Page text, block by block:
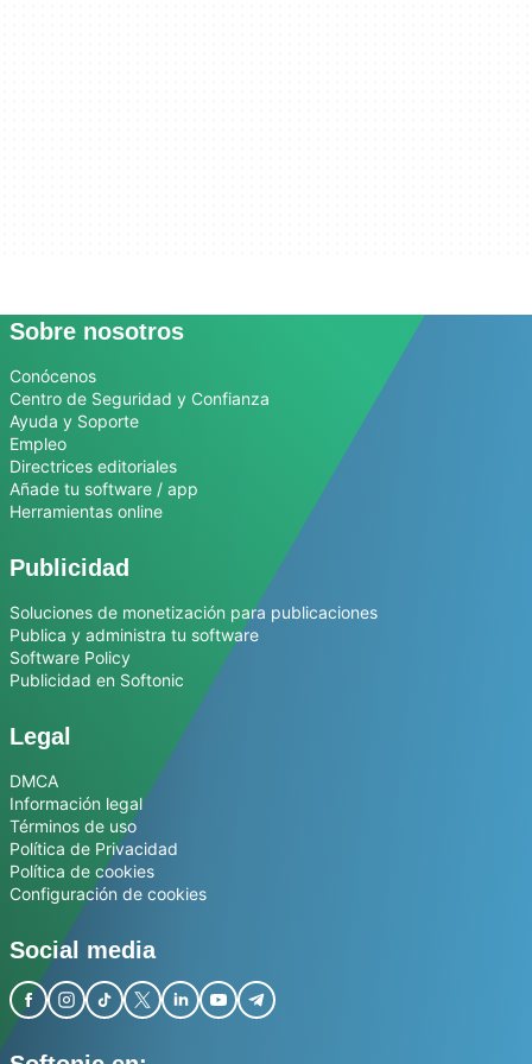
Sobre nosotros
Conócenos
Centro de Seguridad y Confianza
Ayuda y Soporte
Empleo
Directrices editoriales
Añade tu software / app
Herramientas online
Publicidad
Soluciones de monetización para publicaciones
Publica y administra tu software
Software Policy
Publicidad en Softonic
Legal
DMCA
Información legal
Términos de uso
Política de Privacidad
Política de cookies
Configuración de cookies
Social media